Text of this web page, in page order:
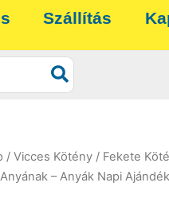
Szállítás
/ Vicces Kötény / Fekete
– Anyák Napi Ajándék